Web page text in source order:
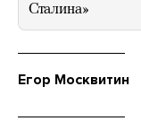
Сталина»
Егор Москвитин